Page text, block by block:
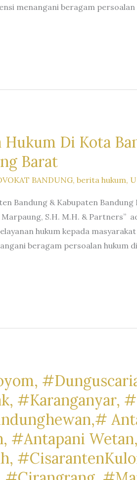
menangani beragam
Hukum Di Kota
Barat
BANDUNG, berita hukum,
Bandung & Kabupaten
S.H. M.H. & Partners”
hukum kepada
beragam persoalan hukum
#Karanganyar,
#Antapani